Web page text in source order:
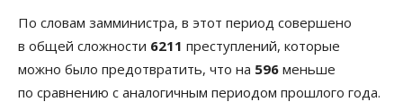
По словам замминистра, в этот период совершено
в общей сложности 6211 преступлений, которые
можно было предотвратить, что на 596 меньше
по сравнению с аналогичным периодом прошлого года.